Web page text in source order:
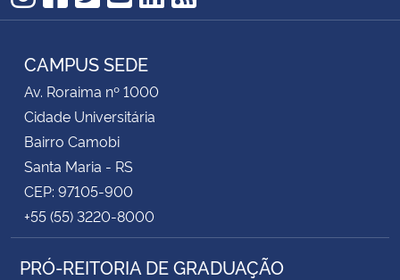
Instagram
Facebook
Twitter
YouTube
LinkedIn
RSS
CAMPUS SEDE
Av. Roraima nº 1000
Cidade Universitária
Bairro Camobi
Santa Maria - RS
CEP: 97105-900
+55 (55) 3220-8000
PRÓ-REITORIA DE GRADUAÇÃO